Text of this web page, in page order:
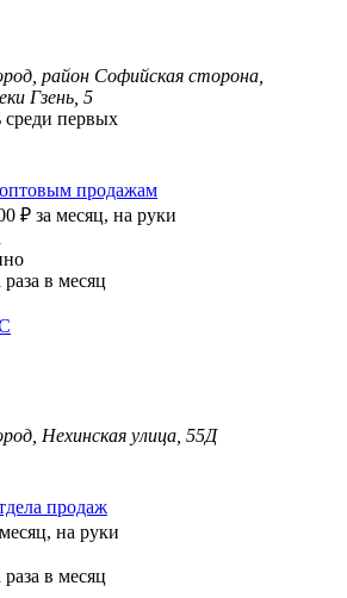
район Софийская сторона,
Гзень, 5
среди первых
продажам
₽ за месяц, на руки
в месяц
Нехинская улица, 55Д
продаж
на руки
в месяц